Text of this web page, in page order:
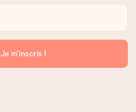
Je m'inscris !